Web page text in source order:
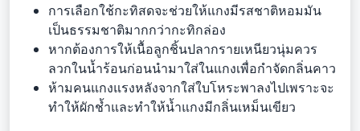
การเลือกใช้กะทิสดจะช่วยให้แกงมีรสชาติหอมมัน
เป็นธรรมชาติมากกว่ากะทิกล่อง
หากต้องการให้เนื้อลูกชิ้นปลากรายเหนียวนุ่มควร
ลวกในน้ำร้อนก่อนนำมาใส่ในแกงเพื่อกำจัดกลิ่นคาว
ห้ามคนแกงแรงหลังจากใส่ใบโหระพาลงไปเพราะจะ
ทำให้ผักช้ำและทำให้น้ำแกงมีกลิ่นเหม็นเขียว